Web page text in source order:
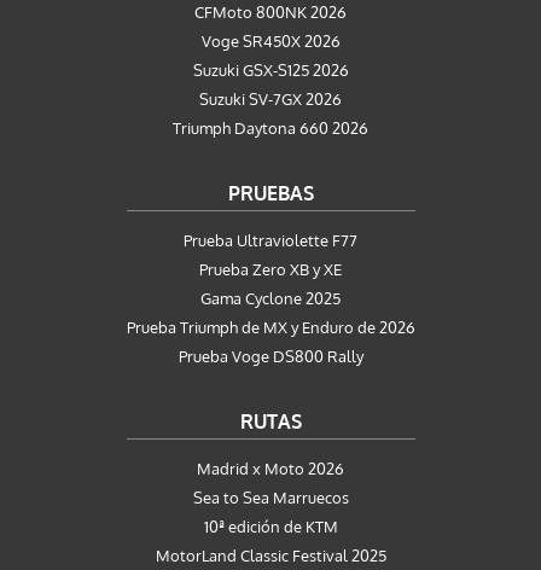
CFMoto 800NK 2026
Voge SR450X 2026
Suzuki GSX-S125 2026
Suzuki SV-7GX 2026
Triumph Daytona 660 2026
PRUEBAS
Prueba Ultraviolette F77
Prueba Zero XB y XE
Gama Cyclone 2025
Prueba Triumph de MX y Enduro de 2026
Prueba Voge DS800 Rally
RUTAS
Madrid x Moto 2026
Sea to Sea Marruecos
10ª edición de KTM
MotorLand Classic Festival 2025